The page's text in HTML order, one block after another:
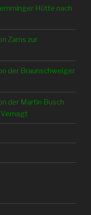
Hütte nach
Zams zur
der Braunschweiger
der Martin Busch